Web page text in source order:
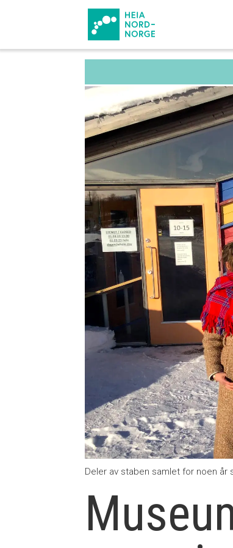
Deler av staben samlet for noen